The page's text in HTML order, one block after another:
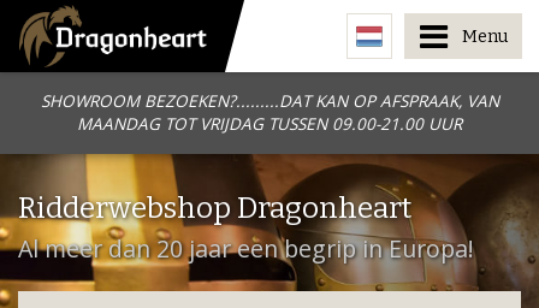
SHOWROOM BEZOEKEN?.........DAT KAN OP AFSPRAAK, VAN
MAANDAG TOT VRIJDAG TUSSEN 09.00-21.00 UUR
Menu
Ridderwebshop Dragonheart
Al meer dan 20 jaar een begrip in Europa!